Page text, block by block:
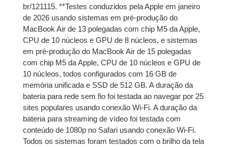
8x deR$1.025,81
com juros
R$8.206,48
9x deR$921,04
com juros
R$ 8.289,36
10x deR$832,76
com juros
R$ 8.327,60
11x deR$764,30
com juros
R$8.407,30
br/121115. **Testes conduzidos pela Apple em janeiro
de 2026 usando sistemas em pré-produção do
MacBook Air de 13 polegadas com chip M5 da Apple,
CPU de 10 núcleos e GPU de 8 núcleos, e sistemas
em pré-produção do MacBook Air de 15 polegadas
com chip M5 da Apple, CPU de 10 núcleos e GPU de
10 núcleos, todos configurados com 16 GB de
memória unificada e SSD de 512 GB. A duração da
bateria para rede sem fio foi testada ao navegar por 25
sites populares usando conexão Wi-Fi. A duração da
bateria para streaming de vídeo foi testada com
conteúdo de 1080p no Safari usando conexão Wi-Fi.
Todos os sistemas foram testados com o brilho da tela